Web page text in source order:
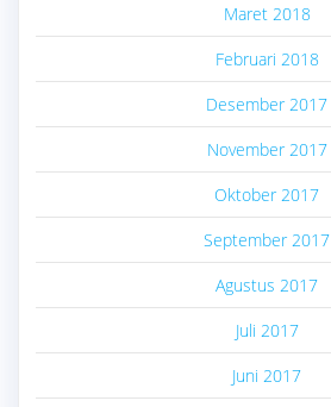
Maret 2018
Februari 2018
Desember 2017
November 2017
Oktober 2017
September 2017
Agustus 2017
Juli 2017
Juni 2017